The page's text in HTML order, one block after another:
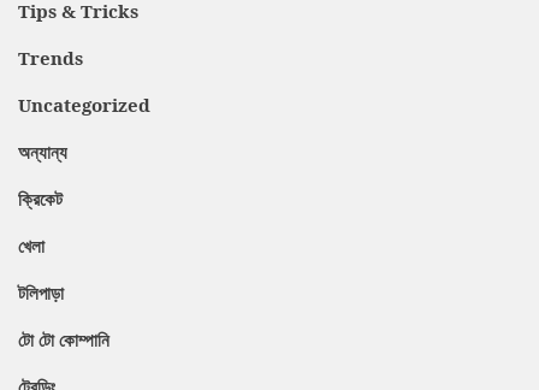
Tips & Tricks
Trends
Uncategorized
অন্যান্য
ক্রিকেট
খেলা
টলিপাড়া
টো টো কোম্পানি